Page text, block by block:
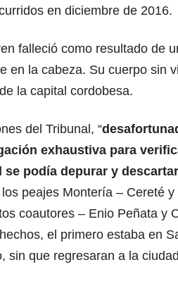
en diciembre de 2016.
falleció como resultado de
en la cabeza. Su cuerpo sin
la capital cordobesa.
del Tribunal, “
exhaustiva para
podía depurar y
peajes Montería – Cereté
coautores – Enio Peñata y
el primero estaba en
sin que regresaran a la